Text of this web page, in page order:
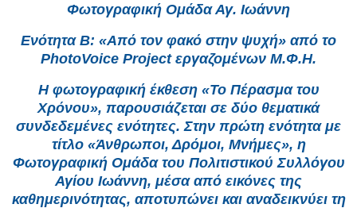
Φωτογραφική Ομάδα Αγ. Ιωάννη
Ενότητα Β: «Από τον φακό στην ψυχή» από το
PhotoVoice Project εργαζομένων Μ.Φ.Η.
Η φωτογραφική έκθεση «Το Πέρασμα του
Χρόνου», παρουσιάζεται σε δύο θεματικά
συνδεδεμένες ενότητες. Στην πρώτη ενότητα με
τίτλο «Άνθρωποι, Δρόμοι, Μνήμες», η
Φωτογραφική Ομάδα του Πολιτιστικού Συλλόγου
Αγίου Ιωάννη, μέσα από εικόνες της
καθημερινότητας, αποτυπώνει και αναδεικνύει τη